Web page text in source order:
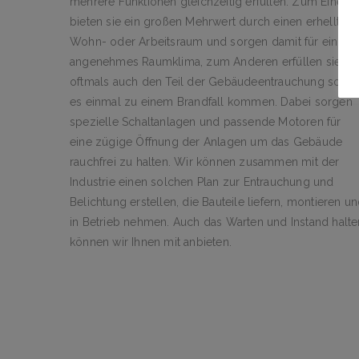
bieten sie ein großen Mehrwert durch einen erhellten
Wohn- oder Arbeitsraum und sorgen damit für ein
angenehmes Raumklima, zum Anderen erfüllen sie
oftmals auch den Teil der Gebäudeentrauchung sollte
es einmal zu einem Brandfall kommen. Dabei sorgen
spezielle Schaltanlagen und passende Motoren für
eine zügige Öffnung der Anlagen um das Gebäude
rauchfrei zu halten. Wir können zusammen mit der
Industrie einen solchen Plan zur Entrauchung und
Belichtung erstellen, die Bauteile liefern, montieren
in Betrieb nehmen. Auch das Warten und Instand
können wir Ihnen mit anbieten.